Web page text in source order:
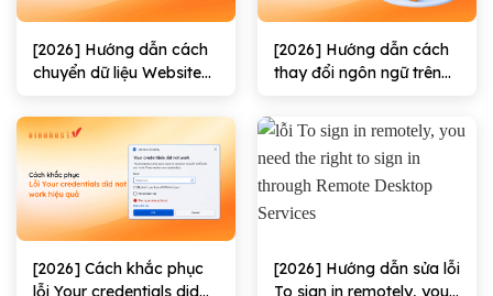
[2026] Hướng dẫn cách
chuyển dữ liệu Website
100%
[2026] Hướng dẫn cách
thay đổi ngôn ngữ trên
[2026] Cách khắc phục
lỗi Your credentials did
[2026] Hướng dẫn sửa lỗi
To sign in remotely, you